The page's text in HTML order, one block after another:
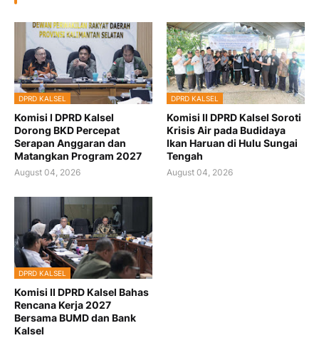
DPRD KALSEL
Komisi I DPRD Kalsel
Dorong BKD Percepat
Serapan Anggaran dan
Matangkan Program 2027
August 04, 2026
DPRD KALSEL
Komisi II DPRD Kalsel Soroti
Krisis Air pada Budidaya
Ikan Haruan di Hulu Sungai
Tengah
August 04, 2026
DPRD KALSEL
Komisi II DPRD Kalsel Bahas
Rencana Kerja 2027
Bersama BUMD dan Bank
Kalsel